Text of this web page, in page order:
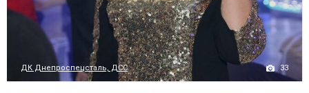
ДК Днепроспецсталь, ДСС 33